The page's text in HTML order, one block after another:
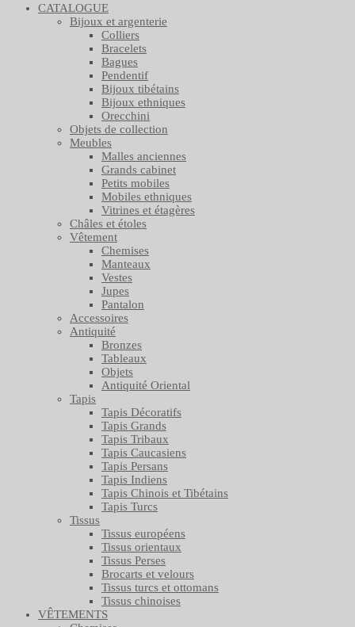
CATALOGUE
Bijoux et argenterie
Colliers
Bracelets
Bagues
Pendentif
Bijoux tibétains
Bijoux ethniques
Orecchini
Objets de collection
Meubles
Malles anciennes
Grands cabinet
Petits mobiles
Mobiles ethniques
Vitrines et étagères
Châles et étoles
Vêtement
Chemises
Manteaux
Vestes
Jupes
Pantalon
Accessoires
Antiquité
Bronzes
Tableaux
Objets
Antiquité Oriental
Tapis
Tapis Décoratifs
Tapis Grands
Tapis Tribaux
Tapis Caucasiens
Tapis Persans
Tapis Indiens
Tapis Chinois et Tibétains
Tapis Turcs
Tissus
Tissus européens
Tissus orientaux
Tissus Perses
Brocarts et velours
Tissus turcs et ottomans
Tissus chinoises
VÊTEMENTS